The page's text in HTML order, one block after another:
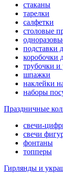
стаканы
тарелки
салфетки
столовые
подставки
коробочки
трубочки и
шпажки
наклейки
наборы
Праздничные
свечи-
свечи
фонтаны
топперы
Гирлянды и